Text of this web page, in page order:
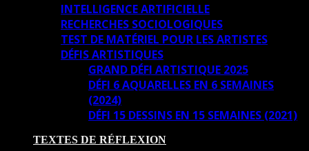
INTELLIGENCE ARTIFICIELLE
RECHERCHES SOCIOLOGIQUES
TEST DE MATÉRIEL POUR LES ARTISTES
DÉFIS ARTISTIQUES
GRAND DÉFI ARTISTIQUE 2025
DÉFI 6 AQUARELLES EN 6 SEMAINES
(2024)
DÉFI 15 DESSINS EN 15 SEMAINES (2021)
TEXTES DE RÉFLEXION